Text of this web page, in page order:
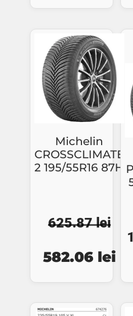
a
fost:
931.87 lei.
Michelin
CROSSCLIMATE
2 195/55R16 87H
625.87lei
inițial
a
fost:
582.06 lei